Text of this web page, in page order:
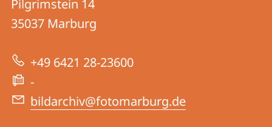
Informationen
zur
Website
für
Kunstgeschichte
-
Bildarchiv
Foto
Marburg
Pilgrimstein 14
35037 Marburg
+49 6421 28-23600
-
bildarchiv@fotomarburg.de